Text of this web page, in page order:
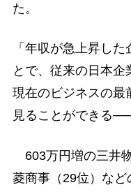
た。
「年収が急上昇し
とで、従来の日本企
現在のビジネスの最
見ることができる──
603万円増の三井
菱商事（29位）な